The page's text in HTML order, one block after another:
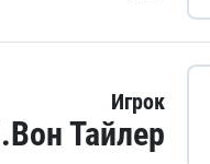
Игрок
Тайлер